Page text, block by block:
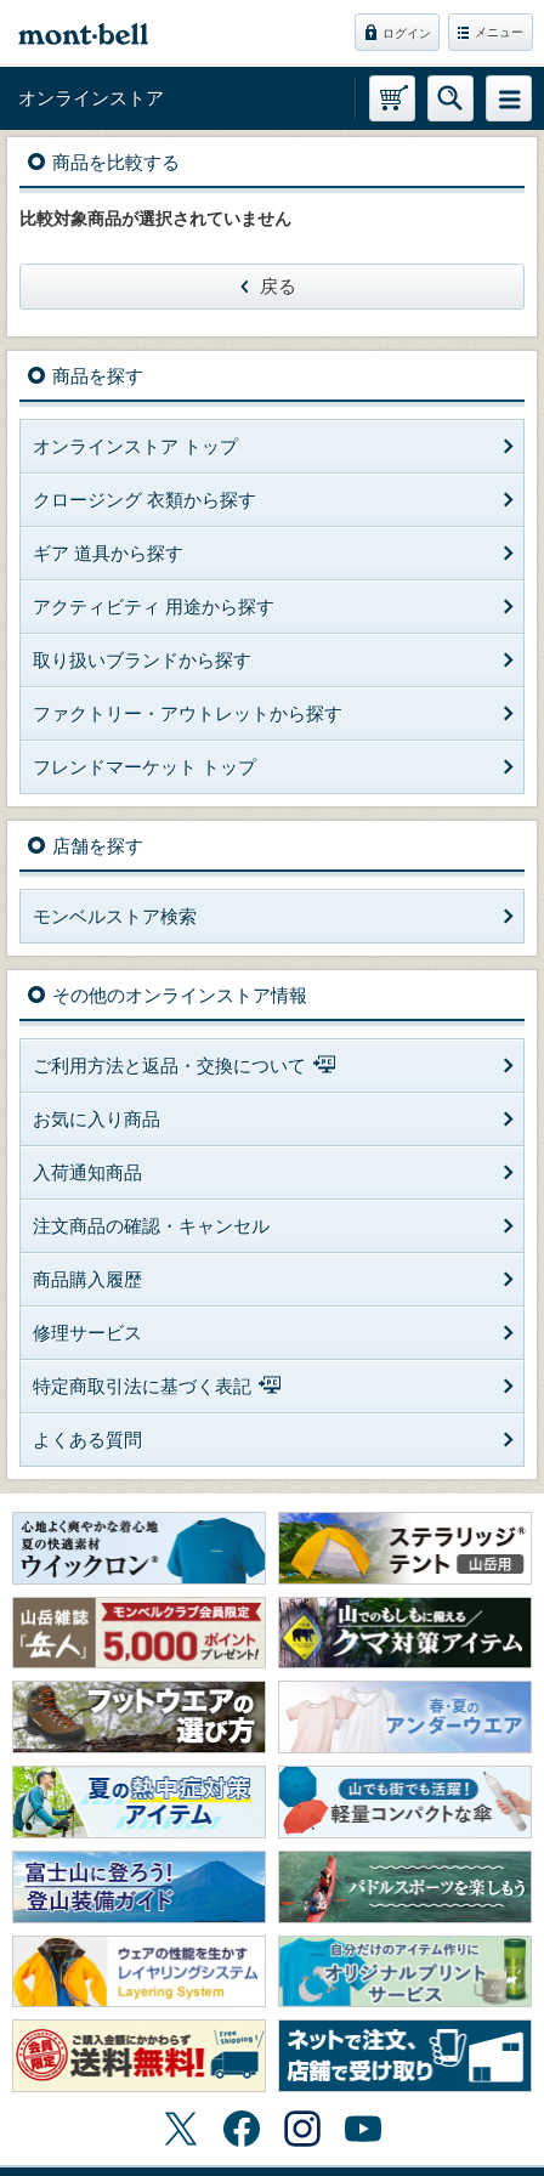
ログイン メニュー
オンラインストア
商品を比較する
比較対象商品が選択されていません
戻る
商品を探す
オンラインストア トップ
クロージング 衣類から探す
ギア 道具から探す
アクティビティ 用途から探す
取り扱いブランドから探す
ファクトリー・アウトレットから探す
フレンドマーケット トップ
店舗を探す
モンベルストア検索
その他のオンラインストア情報
ご利用方法と返品・交換について
お気に入り商品
入荷通知商品
注文商品の確認・キャンセル
商品購入履歴
修理サービス
特定商取引法に基づく表記
よくある質問